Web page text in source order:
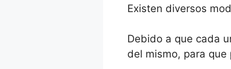
Existen diversos
Debido a que cada
del mismo, para